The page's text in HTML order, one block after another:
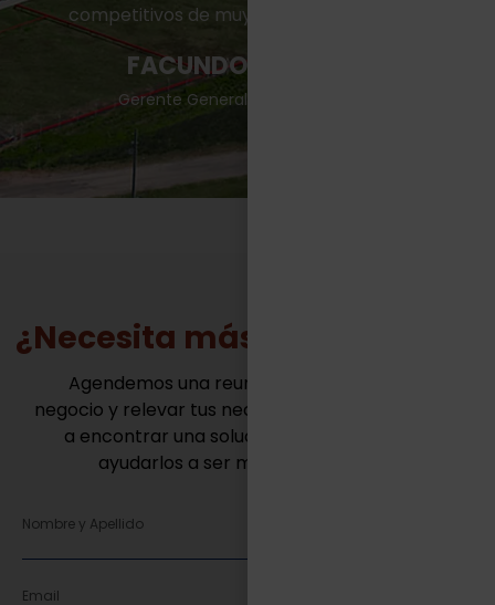
competitivos de muy variadas industrias.“
FACUNDO CASILLAS
Gerente General - TASA Logística
¿Necesita más información?
Agendemos una reunión para conocer tu
negocio y relevar tus necesidades. Juntos vamos
a encontrar una solución innovadora para
ayudarlos a ser mas competitivos.